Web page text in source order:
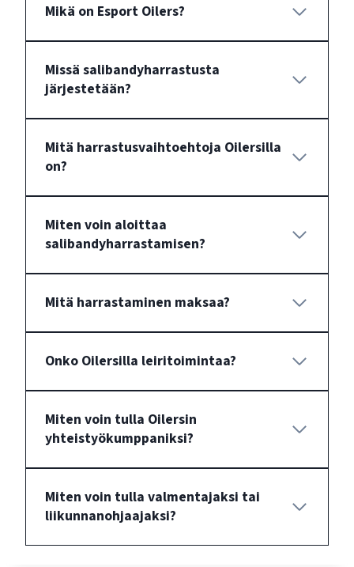
Mikä on Esport Oilers?
Missä salibandyharrastusta
järjestetään?
Mitä harrastusvaihtoehtoja Oilersilla
on?
Miten voin aloittaa
salibandyharrastamisen?
Mitä harrastaminen maksaa?
Onko Oilersilla leiritoimintaa?
Miten voin tulla Oilersin
yhteistyökumppaniksi?
Miten voin tulla valmentajaksi tai
liikunnanohjaajaksi?